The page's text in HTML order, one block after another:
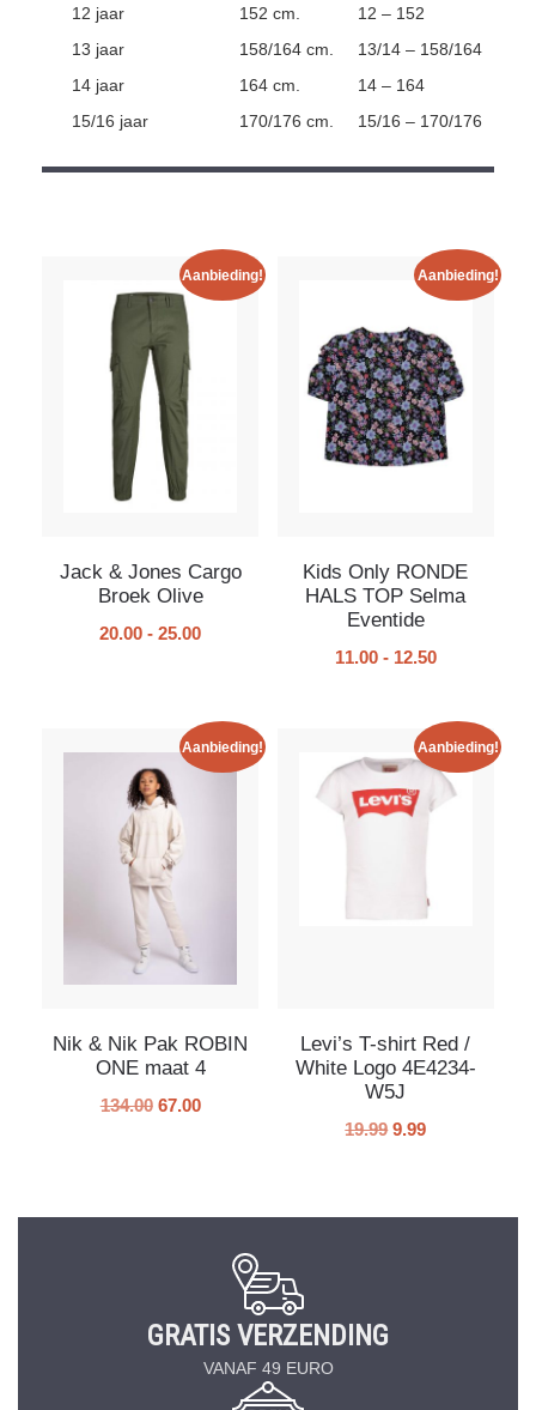
12 jaar 152 cm.
12 – 152
13 jaar
158/164 cm.
13/14 – 158/164
14 jaar
164 cm.
14 – 164
15/16 jaar
170/176 cm. 15/16 – 170/176
Aanbieding!
Jack & Jones Cargo
Broek Olive
20.00 - 25.00
Aanbieding!
Kids Only RONDE
HALS TOP Selma
Eventide
11.00 - 12.50
Aanbieding!
Nik & Nik Pak ROBIN
ONE maat 4
134.00 67.00
Aanbieding!
Levi’s T-shirt Red /
White Logo 4E4234-
W5J
19.99 9.99
GRATIS VERZENDING
VANAF 49 EURO